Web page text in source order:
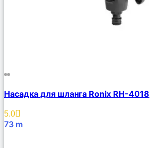
Насадка для шланга Ronix RH-4018
5.0
73 m